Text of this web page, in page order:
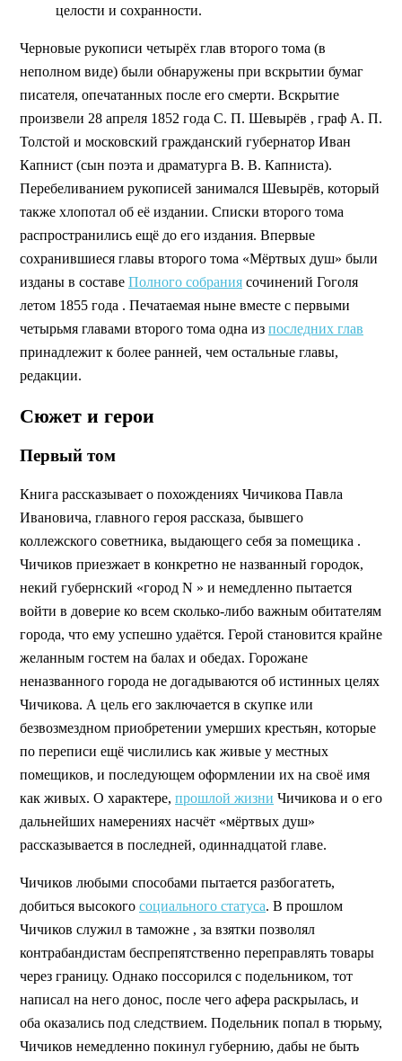
целости и сохранности.
Черновые рукописи четырёх глав второго тома (в
неполном виде) были обнаружены при вскрытии бумаг
писателя, опечатанных после его смерти. Вскрытие
произвели 28 апреля 1852 года С. П. Шевырёв , граф А. П.
Толстой и московский гражданский губернатор Иван
Капнист (сын поэта и драматурга В. В. Капниста).
Перебеливанием рукописей занимался Шевырёв, который
также хлопотал об её издании. Списки второго тома
распространились ещё до его издания. Впервые
сохранившиеся главы второго тома «Мёртвых душ» были
изданы в составе Полного собрания сочинений Гоголя
летом 1855 года . Печатаемая ныне вместе с первыми
четырьмя главами второго тома одна из последних глав
принадлежит к более ранней, чем остальные главы,
редакции.
Сюжет и герои
Первый том
Книга рассказывает о похождениях Чичикова Павла
Ивановича, главного героя рассказа, бывшего
коллежского советника, выдающего себя за помещика .
Чичиков приезжает в конкретно не названный городок,
некий губернский «город N » и немедленно пытается
войти в доверие ко всем сколько-либо важным обитателям
города, что ему успешно удаётся. Герой становится крайне
желанным гостем на балах и обедах. Горожане
неназванного города не догадываются об истинных целях
Чичикова. А цель его заключается в скупке или
безвозмездном приобретении умерших крестьян, которые
по переписи ещё числились как живые у местных
помещиков, и последующем оформлении их на своё имя
как живых. О характере, прошлой жизни Чичикова и о его
дальнейших намерениях насчёт «мёртвых душ»
рассказывается в последней, одиннадцатой главе.
Чичиков любыми способами пытается разбогатеть,
добиться высокого социального статуса. В прошлом
Чичиков служил в таможне , за взятки позволял
контрабандистам беспрепятственно переправлять товары
через границу. Однако поссорился с подельником, тот
написал на него донос, после чего афера раскрылась, и
оба оказались под следствием. Подельник попал в тюрьму,
Чичиков немедленно покинул губернию, дабы не быть